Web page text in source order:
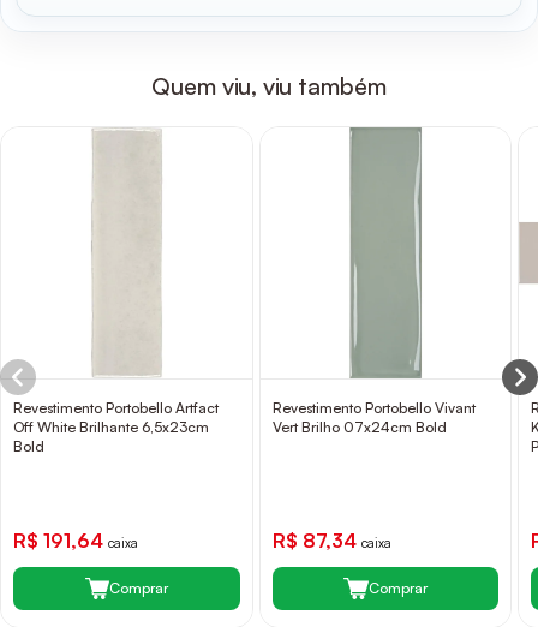
Quem viu, viu também
Revestimento Portobello Artfact
Off White Brilhante 6,5x23cm
Bold
R$ 191,64 caixa
Comprar
Revestimento Portobello Vivant
Vert Brilho 07x24cm Bold
R$ 87,34 caixa
Comprar